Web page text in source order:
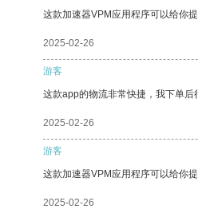
这款加速器VPM应用程序可以给你
2025-02-26
游客
这款app的物流非常快捷，我下单后
2025-02-26
游客
这款加速器VPM应用程序可以给你
2025-02-26